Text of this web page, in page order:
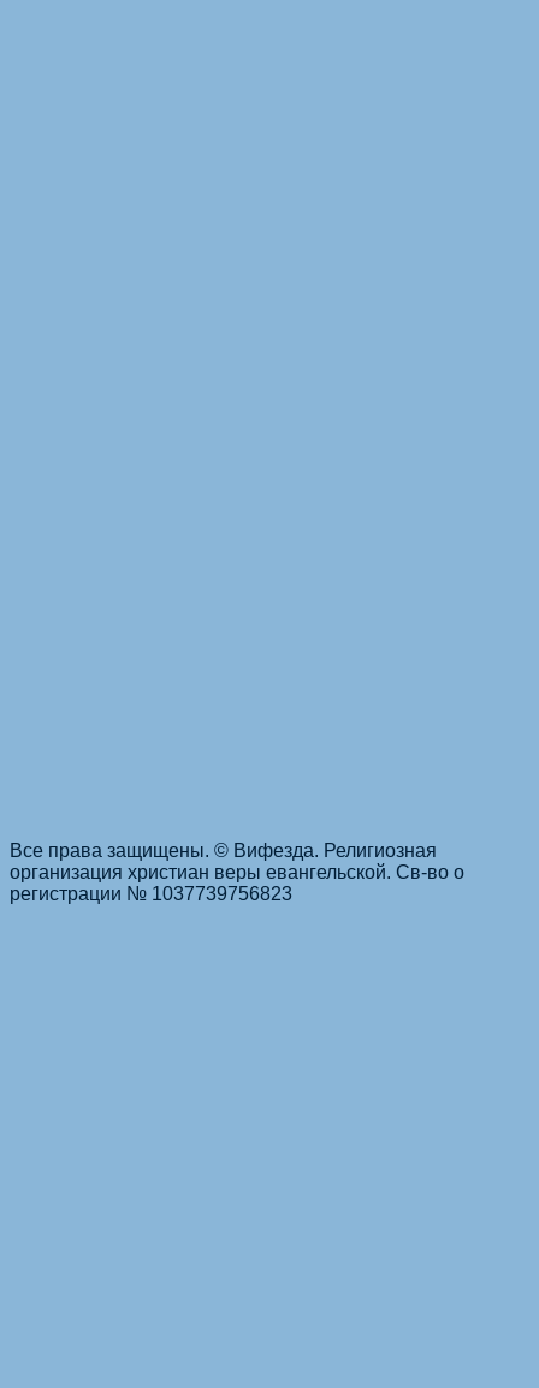
Все права защищены. © Вифезда. Религиозная
организация христиан веры евангельской. Св-во о
регистрации № 1037739756823